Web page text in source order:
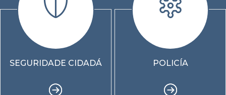
SEGURIDADE CIDADÁ POLICÍA